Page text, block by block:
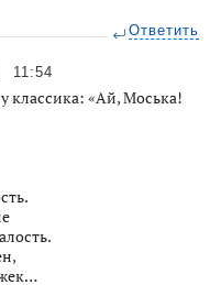
Ответить
11:54
классика: «Ай, Моська!